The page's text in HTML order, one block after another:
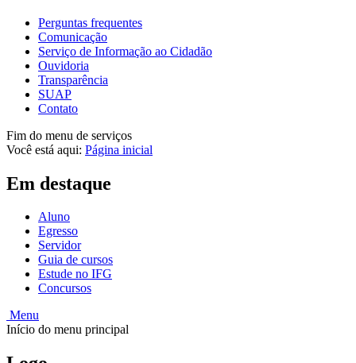
Perguntas frequentes
Comunicação
Serviço de Informação ao Cidadão
Ouvidoria
Transparência
SUAP
Contato
Fim do menu de serviços
Você está aqui: Página inicial
Em destaque
Aluno
Egresso
Servidor
Guia de cursos
Estude no IFG
Concursos
Menu
Início do menu principal